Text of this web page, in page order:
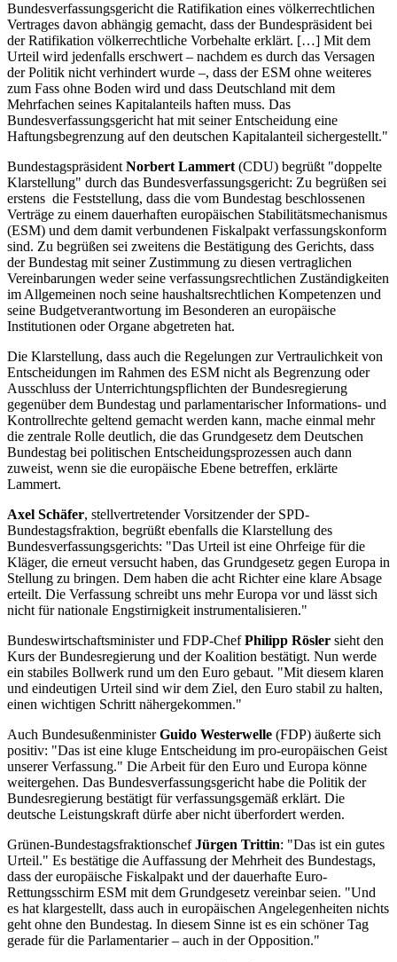
Bundesverfassungsgericht die Ratifikation eines völkerrechtlichen
Vertrages davon abhängig gemacht, dass der Bundespräsident bei
der Ratifikation völkerrechtliche Vorbehalte erklärt. […] Mit dem
Urteil wird jedenfalls erschwert – nachdem es durch das Versagen
der Politik nicht verhindert wurde –, dass der ESM ohne weiteres
zum Fass ohne Boden wird und dass Deutschland mit dem
Mehrfachen seines Kapitalanteils haften muss. Das
Bundesverfassungsgericht hat mit seiner Entscheidung eine
Haftungsbegrenzung auf den deutschen Kapitalanteil sichergestellt."
BundestagspräsidentNorbert Lammert(CDU) begrüßt "doppelte
Klarstellung" durch das Bundesverfassungsgericht: Zu begrüßen sei
erstens die Feststellung, dass die vom Bundestag beschlossenen
Verträge zu einem dauerhaften europäischen Stabilitätsmechanismus
(ESM) und dem damit verbundenen Fiskalpakt verfassungskonform
sind. Zu begrüßen sei zweitens die Bestätigung des Gerichts, dass
der Bundestag mit seiner Zustimmung zu diesen vertraglichen
Vereinbarungen weder seine verfassungsrechtlichen Zuständigkeiten
im Allgemeinen noch seine haushaltsrechtlichen Kompetenzen und
seine Budgetverantwortung im Besonderen an europäische
Institutionen oder Organe abgetreten hat.
Die Klarstellung, dass auch die Regelungen zur Vertraulichkeit von
Entscheidungen im Rahmen des ESM nicht als Begrenzung oder
Ausschluss der Unterrichtungspflichten der Bundesregierung
gegenüber dem Bundestag und parlamentarischer Informations- und
Kontrollrechte geltend gemacht werden kann, mache einmal mehr
die zentrale Rolle deutlich, die das Grundgesetz dem Deutschen
Bundestag bei politischen Entscheidungsprozessen auch dann
zuweist, wenn sie die europäische Ebene betreffen, erklärte
Lammert.
Axel Schäfer, stellvertretender Vorsitzender der SPD-
Bundestagsfraktion, begrüßt ebenfalls die Klarstellung des
Bundesverfassungsgerichts: "Das Urteil ist eine Ohrfeige für die
Kläger, die erneut versucht haben, das Grundgesetz gegen Europa in
Stellung zu bringen. Dem haben die acht Richter eine klare Absage
erteilt. Die Verfassung schreibt uns mehr Europa vor und lässt sich
nicht für nationale Engstirnigkeit instrumentalisieren."
Bundeswirtschaftsminister und FDP-ChefPhilipp Rösler sieht den
Kurs der Bundesregierung und der Koalition bestätigt. Nun werde
ein stabiles Bollwerk rund um den Euro gebaut. "Mit diesem klaren
und eindeutigen Urteil sind wir dem Ziel, den Euro stabil zu halten,
einen wichtigen Schritt nähergekommen."
Auch BundesußenministerGuido Westerwelle (FDP) äußerte sich
positiv: "Das ist eine kluge Entscheidung im pro-europäischen Geist
unserer Verfassung." Die Arbeit für den Euro und Europa könne
weitergehen. Das Bundesverfassungsgericht habe die Politik der
Bundesregierung bestätigt für verfassungsgemäß erklärt. Die
deutsche Leistungskraft dürfe aber nicht überfordert werden.
Grünen-BundestagsfraktionschefJürgen Trittin: "Das ist ein gutes
Urteil." Es bestätige die Auffassung der Mehrheit des Bundestags,
dass der europäische Fiskalpakt und der dauerhafte Euro-
Rettungsschirm ESM mit dem Grundgesetz vereinbar seien. "Und
es hat klargestellt, dass auch in europäischen Angelegenheiten nichts
geht ohne den Bundestag. In diesem Sinne ist es ein schöner Tag
gerade für die Parlamentarier – auch in der Opposition."